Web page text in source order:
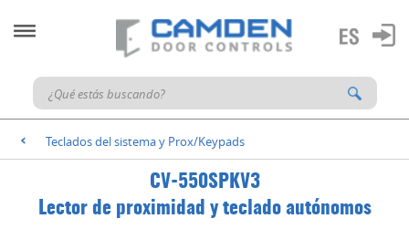
< Teclados del sistema y Prox/Keypads
CV-550SPKV3
Lector de proximidad y teclado autónomos